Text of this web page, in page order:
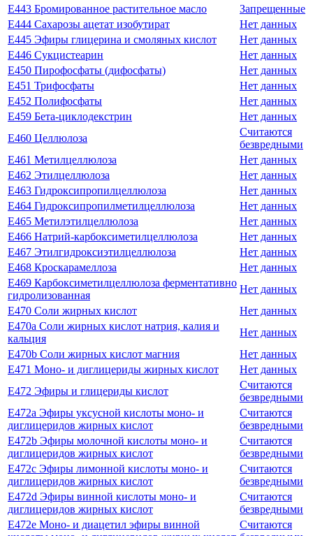
E443 Бромированное растительное масло
Запрещенные
E444 Сахарозы ацетат изобутират
Нет данных
E445 Эфиры глицерина и смоляных кислот
Нет данных
E446 Сукцистеарин
Нет данных
E450 Пирофосфаты (дифосфаты)
Нет данных
E451 Трифосфаты
Нет данных
E452 Полифосфаты
Нет данных
E459 Бета-циклодекстрин
Нет данных
E460 Целлюлоза
Считаются
безвредными
E461 Метилцеллюлоза
Нет данных
E462 Этилцеллюлоза
Нет данных
E463 Гидроксипропилцеллюлоза
Нет данных
E464 Гидроксипропилметилцеллюлоза
Нет данных
E465 Метилэтилцеллюлоза
Нет данных
E466 Натрий-карбоксиметилцеллюлоза
Нет данных
E467 Этилгидроксиэтилцеллюлоза
Нет данных
E468 Кроскарамеллоза
Нет данных
E469 Карбоксиметилцеллюлоза ферментативно
гидролизованная
Нет данных
E470 Cоли жирных кислот
Нет данных
E470a Соли жирных кислот натрия, калия и
кальция
Нет данных
E470b Соли жирных кислот магния
Нет данных
E471 Моно- и диглицериды жирных кислот
Нет данных
E472 Эфиры и глицериды кислот
Считаются
безвредными
E472a Эфиры уксусной кислоты моно- и
диглицеридов жирных кислот
Считаются
безвредными
E472b Эфиры молочной кислоты моно- и
диглицеридов жирных кислот
Считаются
безвредными
E472c Эфиры лимонной кислоты моно- и
диглицеридов жирных кислот
Считаются
безвредными
E472d Эфиры винной кислоты моно- и
диглицеридов жирных кислот
Считаются
безвредными
E472e Моно- и диацетил эфиры винной
Считаются